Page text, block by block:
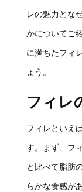
レの魅力とな
かについてご
に満ちたフィ
ょう。
フィレ
フィレといえ
す。まず、フ
と比べて脂肪
らかな食感が